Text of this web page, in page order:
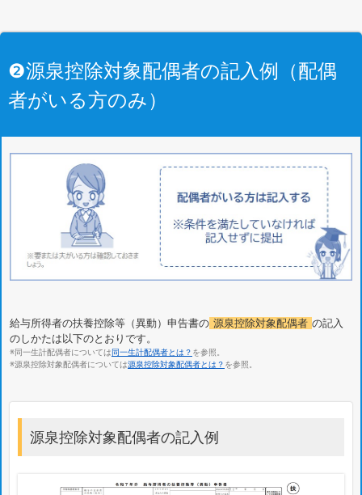
❷源泉控除対象配偶者の記入例（配偶
者がいる方のみ）
給与所得者の扶養控除等（異動）申告書の 源泉控除対象配偶者 の記入
のしかたは以下のとおりです。
※同一生計配偶者については 同一生計配偶者とは？ を参照。
※源泉控除対象配偶者については源泉控除対象配偶者とは？ を参照。
源泉控除対象配偶者の記入例